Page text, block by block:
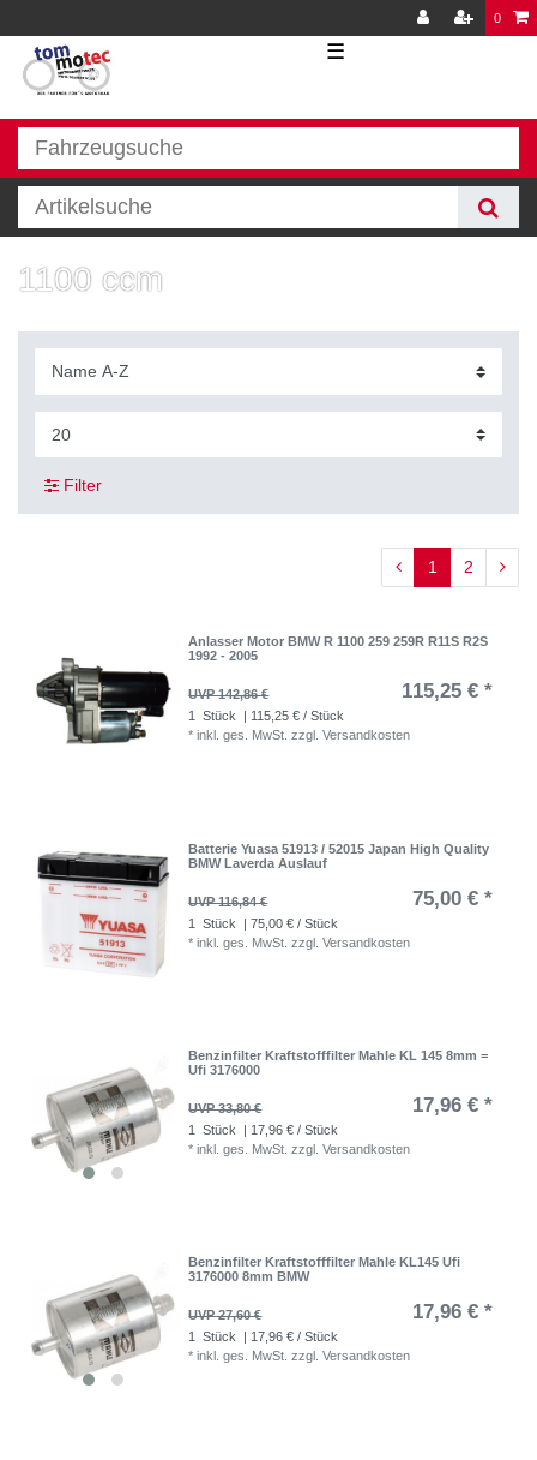
0
☰
1100 ccm
Filter
1 2
Anlasser Motor BMW R 1100 259 259R R11S R2S
1992 - 2005
UVP 142,86 € 115,25 € *
1 Stück
| 115,25 € / Stück
*inkl. ges. MwSt. zzgl.Versandkosten
Batterie Yuasa 51913 / 52015 Japan High Quality
BMW Laverda Auslauf
UVP 116,84 € 75,00 € *
1 Stück
| 75,00 € / Stück
*inkl. ges. MwSt. zzgl.Versandkosten
Benzinfilter Kraftstofffilter Mahle KL 145 8mm =
Ufi 3176000
UVP 33,80 € 17,96 € *
1 Stück
| 17,96 € / Stück
*inkl. ges. MwSt. zzgl.Versandkosten
Benzinfilter Kraftstofffilter Mahle KL145 Ufi
3176000 8mm BMW
UVP 27,60 € 17,96 € *
1 Stück
| 17,96 € / Stück
*inkl. ges. MwSt. zzgl.Versandkosten